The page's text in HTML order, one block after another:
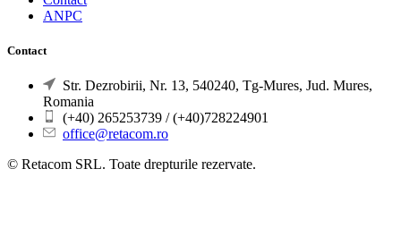
ANPC
Contact
Str. Dezrobirii, Nr. 13, 540240, Tg-Mures, Jud. Mures,
Romania
(+40) 265253739 / (+40)728224901
office@retacom.ro
© Retacom SRL. Toate drepturile rezervate.